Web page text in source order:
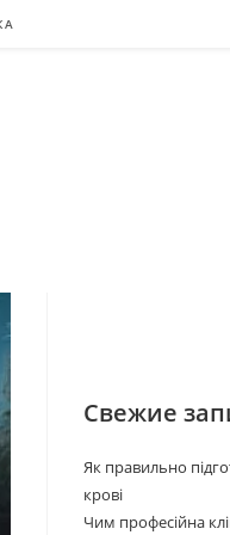
Свежие
Як правильно
крові
Чим професійна